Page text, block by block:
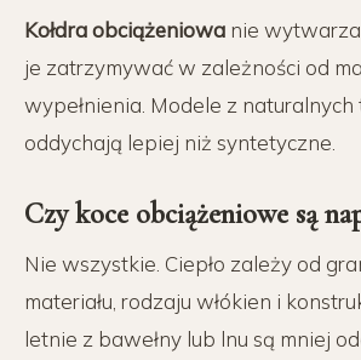
Kołdra obciążeniowa nie wytwarza
je zatrzymywać w zależności od
wypełnienia. Modele z naturalnych
oddychają lepiej niż syntetyczne.
Czy koce obciążeniowe są
Nie wszystkie. Ciepło zależy od
materiału, rodzaju włókien i
letnie z bawełny lub lnu są mniej